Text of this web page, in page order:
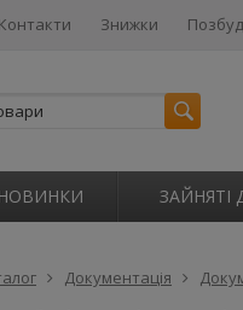
Контакти Знижки
НОВИНКИ ЗАЙНЯТІ
Документація